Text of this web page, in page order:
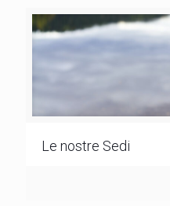
Le nostre Sedi